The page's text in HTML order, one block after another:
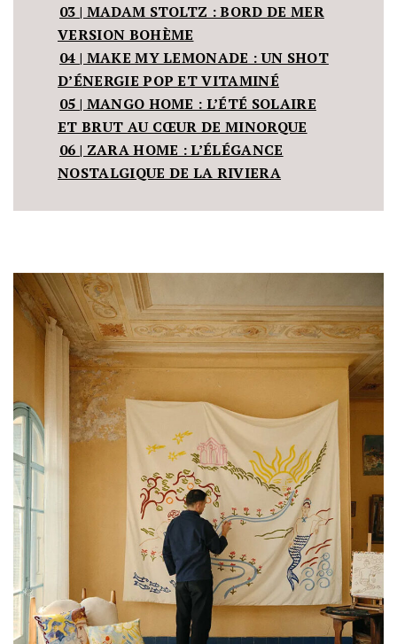
03 | MADAM STOLTZ : BORD DE MER
VERSION BOHÈME
04 | MAKE MY LEMONADE : UN SHOT
D’ÉNERGIE POP ET VITAMINÉ
05 | MANGO HOME : L’ÉTÉ SOLAIRE
ET BRUT AU CŒUR DE MINORQUE
06 | ZARA HOME : L’ÉLÉGANCE
NOSTALGIQUE DE LA RIVIERA